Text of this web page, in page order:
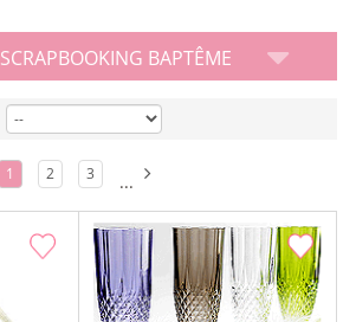
SCRAPBOOKING BAPTÊME
1 2 3 ...